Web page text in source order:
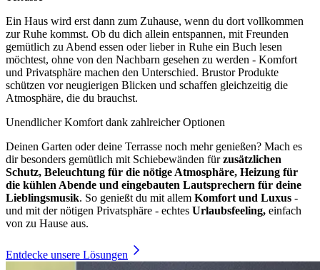
Ein Haus wird erst dann zum Zuhause, wenn du dort vollkommen
zur Ruhe kommst. Ob du dich allein entspannen, mit Freunden
gemütlich zu Abend essen oder lieber in Ruhe ein Buch lesen
möchtest, ohne von den Nachbarn gesehen zu werden - Komfort
und Privatsphäre machen den Unterschied. Brustor Produkte
schützen vor neugierigen Blicken und schaffen gleichzeitig die
Atmosphäre, die du brauchst.
Unendlicher Komfort dank zahlreicher Optionen
Deinen Garten oder deine Terrasse noch mehr genießen? Mach es
dir besonders gemütlich mit Schiebewänden fürzusätzlichen
Schutz, Beleuchtung für die nötige Atmosphäre, Heizung für
die kühlen Abende und eingebauten Lautsprechern für deine
Lieblingsmusik. So genießt du mit allem Komfort und Luxus -
und mit der nötigen Privatsphäre - echtes Urlaubsfeeling, einfach
von zu Hause aus.
Entdecke unsere Lösungen